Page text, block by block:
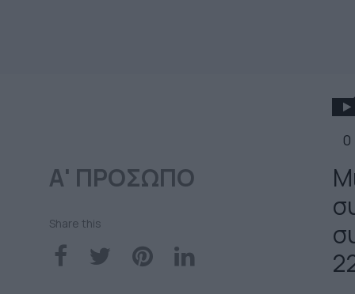
0
Α' ΠΡΟΣΩΠΟ
Share this